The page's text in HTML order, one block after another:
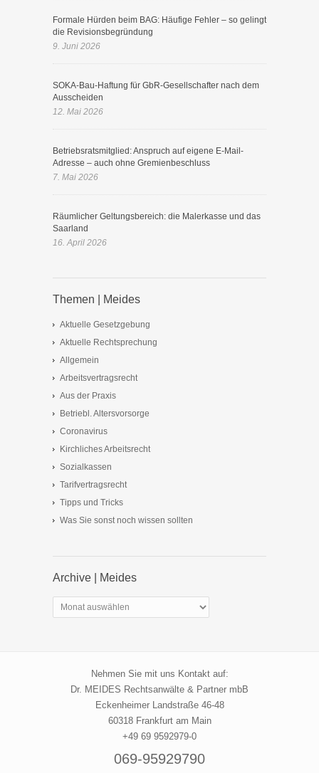
Formale Hürden beim BAG: Häufige Fehler – so gelingt
die Revisionsbegründung
9. Juni 2026
SOKA-Bau-Haftung für GbR-Gesellschafter nach dem
Ausscheiden
12. Mai 2026
Betriebsratsmitglied: Anspruch auf eigene E-Mail-
Adresse – auch ohne Gremienbeschluss
7. Mai 2026
Räumlicher Geltungsbereich: die Malerkasse und das
Saarland
16. April 2026
Themen | Meides
Aktuelle Gesetzgebung
Aktuelle Rechtsprechung
Allgemein
Arbeitsvertragsrecht
Aus der Praxis
Betriebl. Altersvorsorge
Coronavirus
Kirchliches Arbeitsrecht
Sozialkassen
Tarifvertragsrecht
Tipps und Tricks
Was Sie sonst noch wissen sollten
Archive | Meides
Archive
|
Nehmen Sie mit uns Kontakt auf:
Dr. MEIDES Rechtsanwälte & Partner mbB
Eckenheimer Landstraße 46-48
60318 Frankfurt am Main
+49 69 9592979-0
069-95929790